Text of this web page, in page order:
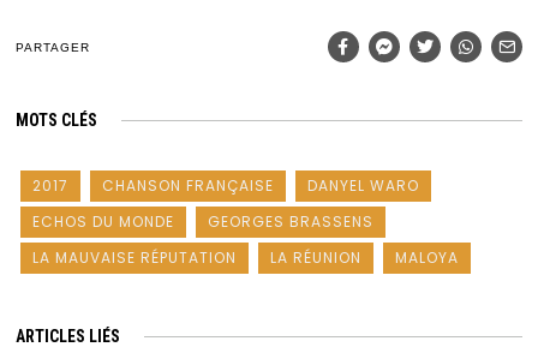
PARTAGER
MOTS CLÉS
2017 CHANSON FRANÇAISE
DANYEL WARO
ECHOS DU MONDE
GEORGES BRASSENS
LA MAUVAISE RÉPUTATION
LA RÉUNION MALOYA
ARTICLES LIÉS